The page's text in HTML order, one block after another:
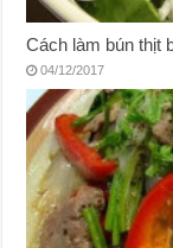
Cách làm bún thịt
04/12/2017